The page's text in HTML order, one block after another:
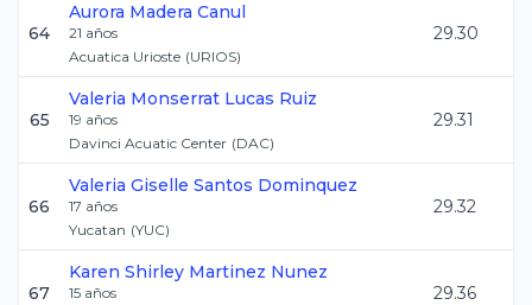
64
Aurora Madera Canul
21 años
Acuatica Urioste (URIOS)
29.30
65
Valeria Monserrat Lucas Ruiz
19 años
Davinci Acuatic Center (DAC)
29.31
66
Valeria Giselle Santos Dominquez
17 años
Yucatan (YUC)
29.32
67
Karen Shirley Martinez Nunez
15 años
29.36